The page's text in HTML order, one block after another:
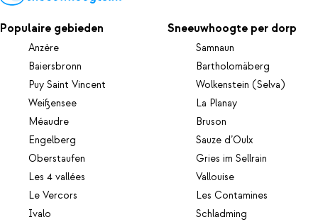
Populaire gebieden
Anzère
Baiersbronn
Puy Saint Vincent
Weißensee
Méaudre
Engelberg
Oberstaufen
Les 4 vallées
Le Vercors
Ivalo
Sneeuwhoogte per dorp
Samnaun
Bartholomäberg
Wolkenstein (Selva)
La Planay
Bruson
Sauze d’Oulx
Gries im Sellrain
Vallouise
Les Contamines
Schladming